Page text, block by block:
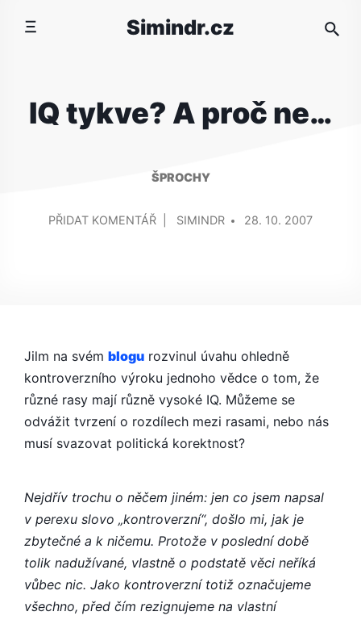
Simindr.cz
IQ tykve? A proč ne…
ŠPROCHY
PŘIDAT KOMENTÁŘNA
SIMINDR
28. 10. 2007
Jilm na svém blogu rozvinul úvahu ohledně
kontroverzního výroku jednoho vědce o tom, že
různé rasy mají různě vysoké IQ. Můžeme se
odvážit tvrzení o rozdílech mezi rasami, nebo nás
musí svazovat politická korektnost?
Nejdřív trochu o něčem jiném: jen co jsem napsal
v perexu slovo „kontroverzní“, došlo mi, jak je
zbytečné a k ničemu. Protože v poslední době
tolik nadužívané, vlastně o podstatě věci neříká
vůbec nic. Jako kontroverzní totiž označujeme
všechno, před čím rezignujeme na vlastní